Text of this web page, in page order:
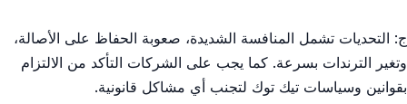
ج: التحديات تشمل⁢ المنافسة الشديدة، صعوبة الحفاظ⁢ على الأصالة،
وتغير الترندات بسرعة.‍ كما ⁣يجب على الشركات التأكد من الالتزام
بقوانين ​وسياسات تيك ⁣توك لتجنب أي مشاكل قانونية.